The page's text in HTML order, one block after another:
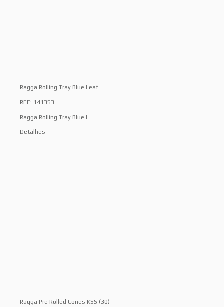
Ragga Rolling Tray Blue Leaf
REF: 141353
Ragga Rolling Tray Blue L
Detalhes
Ragga Pre Rolled Cones KSS (30)